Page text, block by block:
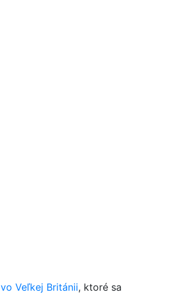
vo Veľkej Británii, ktoré sa